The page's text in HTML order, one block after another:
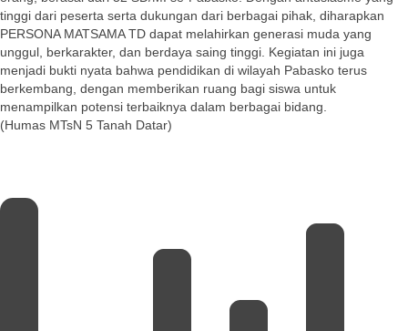
tinggi dari peserta serta dukungan dari berbagai pihak, diharapkan
PERSONA MATSAMA TD dapat melahirkan generasi muda yang
unggul, berkarakter, dan berdaya saing tinggi. Kegiatan ini juga
menjadi bukti nyata bahwa pendidikan di wilayah Pabasko terus
berkembang, dengan memberikan ruang bagi siswa untuk
menampilkan potensi terbaiknya dalam berbagai bidang.
(Humas MTsN 5 Tanah Datar)